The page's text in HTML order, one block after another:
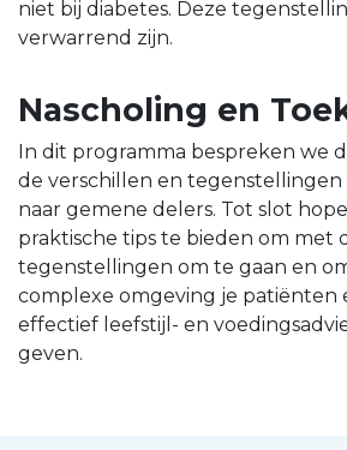
niet bij diabetes. Deze
verwarrend zijn.
Nascholing en
In dit programma bespreken we
de verschillen en tegenstellingen
naar gemene delers. Tot slot
praktische tips te bieden om met
tegenstellingen om te gaan en
complexe omgeving je patiënten
effectief leefstijl- en
geven.